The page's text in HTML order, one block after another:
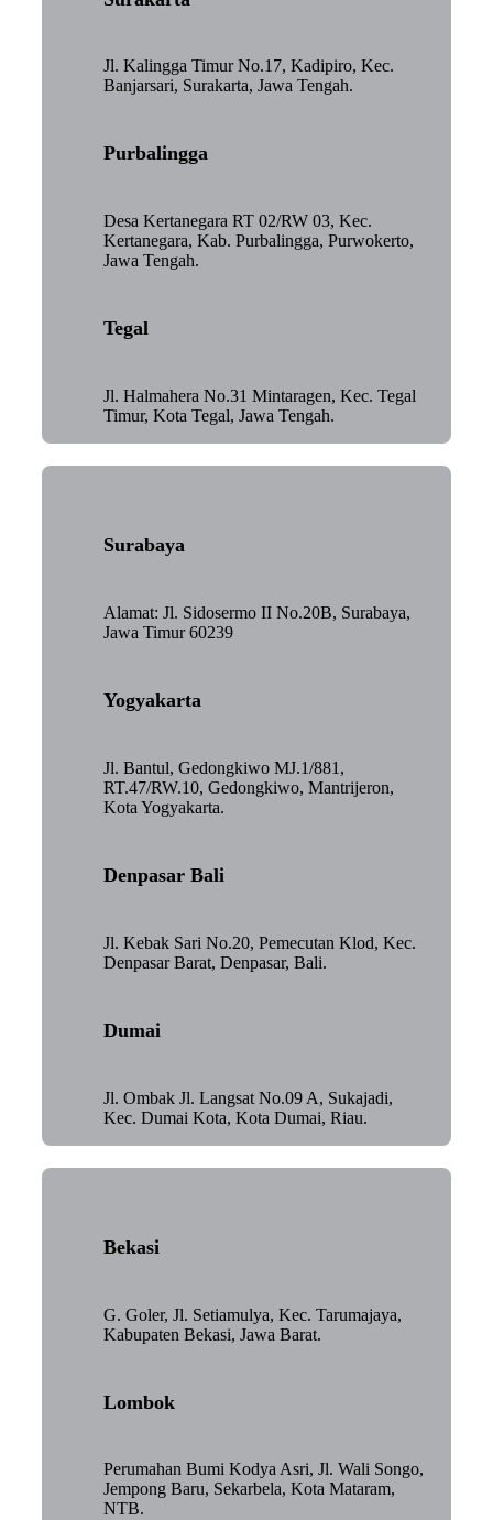
Jl. Kalingga Timur No.17, Kadipiro, Kec.
Banjarsari, Surakarta, Jawa Tengah.
Purbalingga
Desa Kertanegara RT 02/RW 03, Kec.
Kertanegara, Kab. Purbalingga, Purwokerto,
Jawa Tengah.
Tegal
Jl. Halmahera No.31 Mintaragen, Kec. Tegal
Timur, Kota Tegal, Jawa Tengah.
Surabaya
Alamat: Jl. Sidosermo II No.20B, Surabaya,
Jawa Timur 60239
Yogyakarta
Jl. Bantul, Gedongkiwo MJ.1/881,
RT.47/RW.10, Gedongkiwo, Mantrijeron,
Kota Yogyakarta.
Denpasar Bali
Jl. Kebak Sari No.20, Pemecutan Klod, Kec.
Denpasar Barat, Denpasar, Bali.
Dumai
Jl. Ombak Jl. Langsat No.09 A, Sukajadi,
Kec. Dumai Kota, Kota Dumai, Riau.
Bekasi
G. Goler, Jl. Setiamulya, Kec. Tarumajaya,
Kabupaten Bekasi, Jawa Barat.
Lombok
Perumahan Bumi Kodya Asri, Jl. Wali Songo,
Jempong Baru, Sekarbela, Kota Mataram,
NTB.